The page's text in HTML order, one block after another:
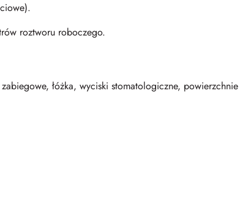
roztworu roboczego.
łóżka, wyciski stomatologiczne,